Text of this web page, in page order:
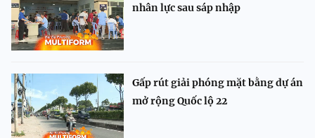
nhân lực sau sáp nhập
Gấp rút giải phóng mặt bằng dự án
mở rộng Quốc lộ 22